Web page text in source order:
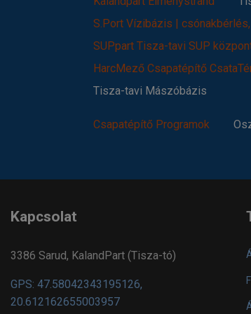
S.Port Vízibázis |
SUPpart Tisza-tavi SUP
HarcMező Csapatépítő
Tisza-tavi Mászóbázis
Csapatépítő Programok
Kapcsolat
3386 Sarud, KalandPart (Tisza-tó)
GPS: 47.58042343195126,
20.612162655003957